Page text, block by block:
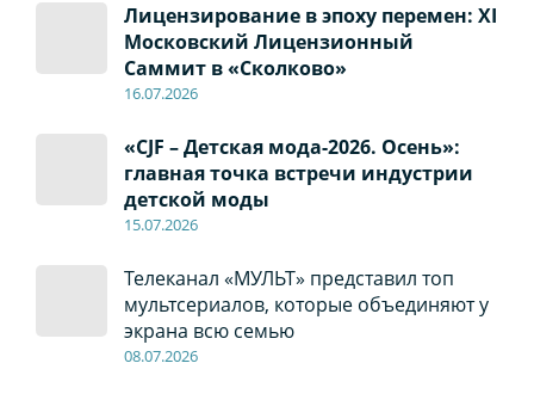
Лицензирование в эпоху перемен: XI
Московский Лицензионный
Саммит в «Сколково»
16.07.2026
«CJF – Детская мода-2026. Осень»:
главная точка встречи индустрии
детской моды
15.07.2026
Телеканал «МУЛЬТ» представил топ
мультсериалов, которые объединяют у
экрана всю семью
08.07.2026